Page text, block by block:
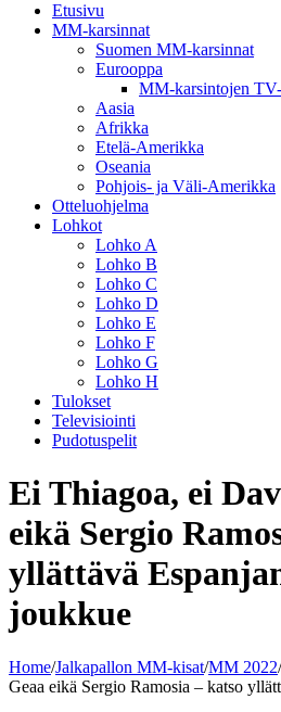
Etusivu
MM-karsinnat
Suomen MM-karsinnat
Eurooppa
MM-karsintojen
Aasia
Afrikka
Etelä-Amerikka
Oseania
Pohjois- ja Väli-Amerikka
Otteluohjelma
Lohkot
Lohko A
Lohko B
Lohko C
Lohko D
Lohko E
Lohko F
Lohko G
Lohko H
Tulokset
Televisiointi
Pudotuspelit
Ei Thiagoa, ei
eikä Sergio
yllättävä
joukkue
Home/Jalkapallon MM-kisat/MM 2022/
Geaa eikä Sergio Ramosia – katso